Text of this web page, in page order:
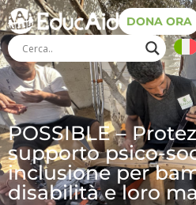
DONA ORA
POSSIBLE –
supporto psico-
inclusione per
disabilità e loro